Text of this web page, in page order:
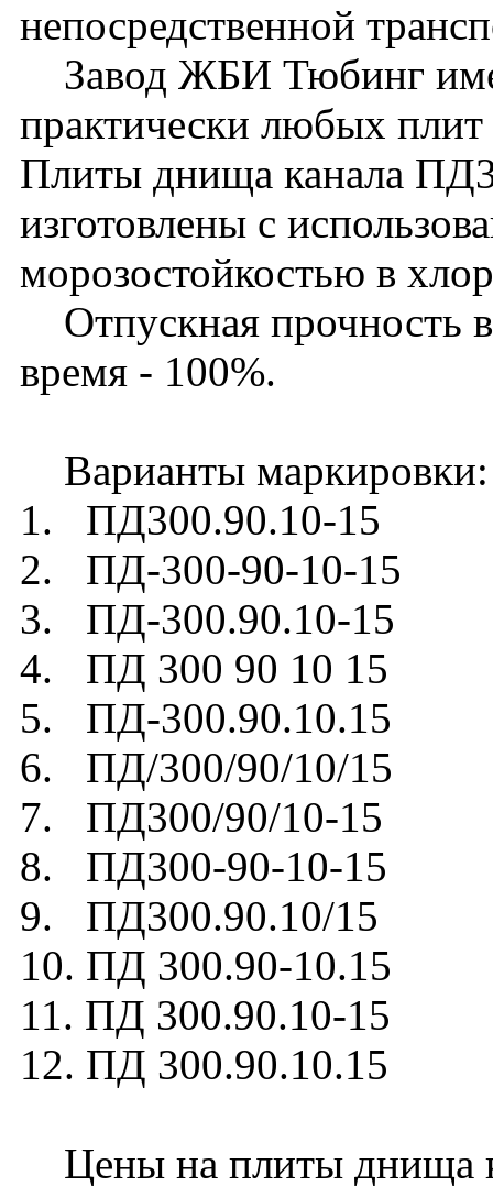
непосредственной
Завод ЖБИ Тюбинг
практически любых плит
Плиты днища канала
изготовлены с
морозостойкостью в
Отпускная прочность
время - 100%.
Варианты маркировки:
1. ПД300.90.10-15
2. ПД-300-90-10-15
3. ПД-300.90.10-15
4. ПД 300 90 10 15
5. ПД-300.90.10.15
6. ПД/300/90/10/15
7. ПД300/90/10-15
8. ПД300-90-10-15
9. ПД300.90.10/15
10. ПД 300.90-10.15
11. ПД 300.90.10-15
12. ПД 300.90.10.15
Цены на плиты днища